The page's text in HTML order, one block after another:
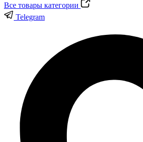
Все товары категории
Telegram